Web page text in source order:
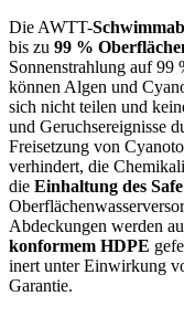
Die AWTT-
bis zu 99 %
Sonnenstrahlung auf 99
können Algen und
sich nicht teilen und
und Geruchsereignisse
Freisetzung von
verhindert, die
die Einhaltung des
Abdeckungen werden
konformem HDPE
inert unter Einwirkung
Garantie.